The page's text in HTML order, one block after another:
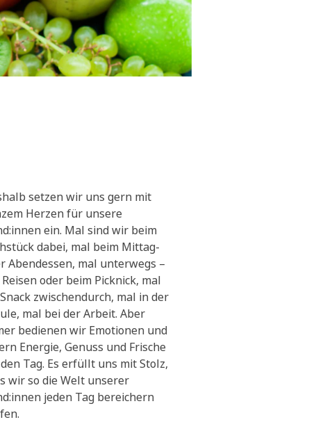
setzen wir uns gern mit
Herzen für unsere
ein. Mal sind wir beim
dabei, mal beim Mittag-
Abendessen, mal unterwegs –
oder beim Picknick, mal
zwischendurch, mal in der
mal bei der Arbeit. Aber
bedienen wir Emotionen und
Energie, Genuss und Frische
Tag. Es erfüllt uns mit Stolz,
wir so die Welt unserer
jeden Tag bereichern